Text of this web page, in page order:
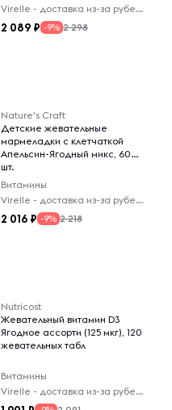
Virelle - доставка из-за рубежа
2 089 -9% 2 298
Nature's Craft
Детские жевательные
мармеладки с клетчаткой
Апельсин-Ягодный микс, 60
шт.
Витамины
Virelle - доставка из-за рубежа
2 016 -9% 2 218
Nutricost
Жевательный витамин D3
Ягодное ассорти (125 мкг), 120
жевательных табл
Витамины
Virelle - доставка из-за рубежа